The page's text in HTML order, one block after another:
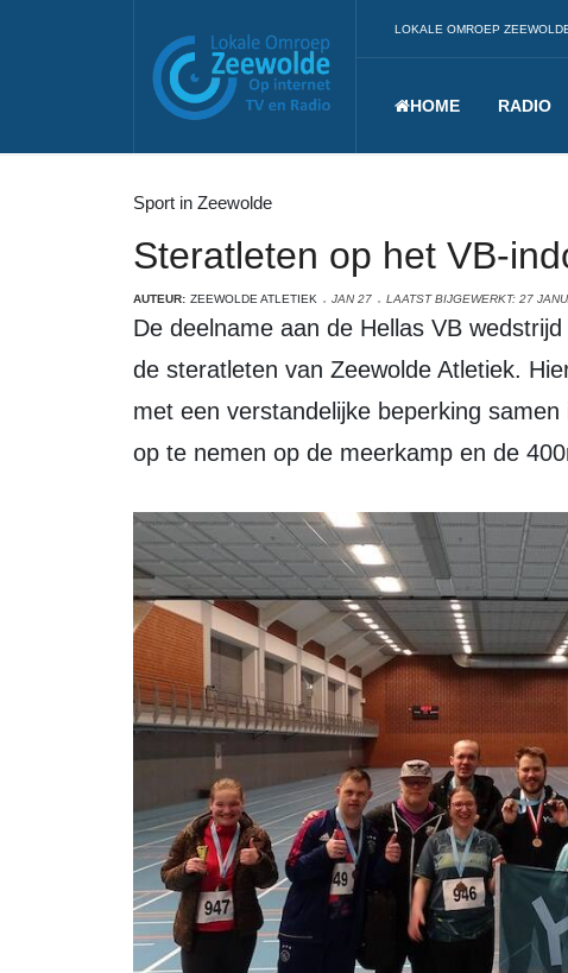
LOKALE OMROEP
HOME RADIO
Sport in Zeewolde
Steratleten op het VB-
AUTEUR: ZEEWOLDE ATLETIEK JAN 27 LAATST BIJGEWERKT: 27
De deelname aan de Hellas VB
de steratleten van Zeewolde Atletiek.
met een verstandelijke beperking
op te nemen op de meerkamp en de